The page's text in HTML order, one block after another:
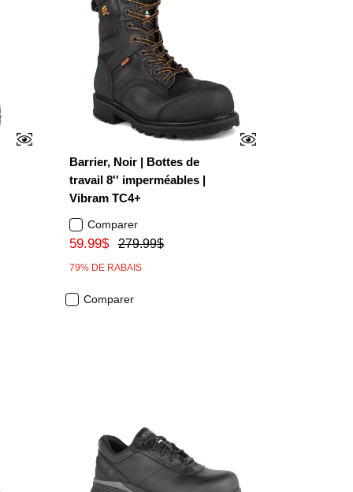
Barrier, Noir | Bottes de
travail 8'' imperméables |
Vibram TC4+
Comparer
59.99$ 279.99$
79% DE RABAIS
Comparer